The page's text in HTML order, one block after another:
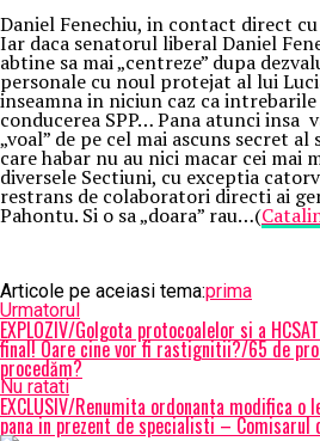
Daniel Fenechiu, in contact direct
Iar daca senatorul liberal Daniel
abtine sa mai „centreze” dupa
personale cu noul protejat al lui
inseamna in niciun caz ca
conducerea SPP… Pana atunci insa
„voal” de pe cel mai ascuns secret
care habar nu au nici macar cei mai
diversele Sectiuni, cu exceptia
restrans de colaboratori directi ai
Pahontu. Si o sa „doara” rau…(
Articole pe aceiasi tema:prima
Urmatorul
EXPLOZIV/Golgota protocoalelor si a
final! Oare cine vor fi rastignitii?/65 de
procedăm?
Nu ratati
EXCLUSIV/Renumita ordonanta modifica
pana in prezent de specialisti – Comisarul